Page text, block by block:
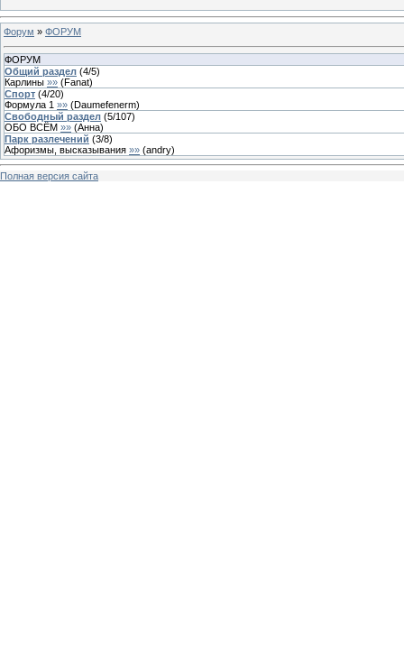
Форум » ФОРУМ
ФОРУМ
Общий раздел (4/5)
Карлины »» (Fanat)
Спорт (4/20)
Формула 1 »» (Daumefenerm)
Свободный раздел (5/107)
ОБО ВСЁМ »» (Анна)
Парк разлечений (3/8)
Афоризмы, высказывания »» (andry)
Полная версия сайта